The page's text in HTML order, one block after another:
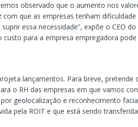
observado que o aumento nos
que as empresas tenham
essa necessidade”, expõe o CEO
para a empresa empregadora pode
lançamentos. Para breve, pretende
o RH das empresas em que vamos
geolocalização e reconhecimento
pela ROIT e que está sendo